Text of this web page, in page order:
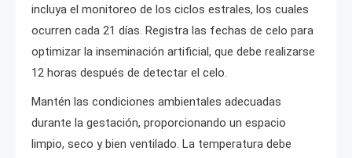
incluya el monitoreo de los ciclos estrales, los cuales
ocurren cada 21 días. Registra las fechas de celo para
optimizar la inseminación artificial, que debe realizarse
12 horas después de detectar el celo.
Mantén las condiciones ambientales adecuadas
durante la gestación, proporcionando un espacio
limpio, seco y bien ventilado. La temperatura debe